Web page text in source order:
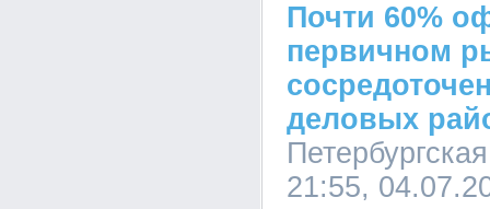
Почти 60%
первичном
деловых
21:55,